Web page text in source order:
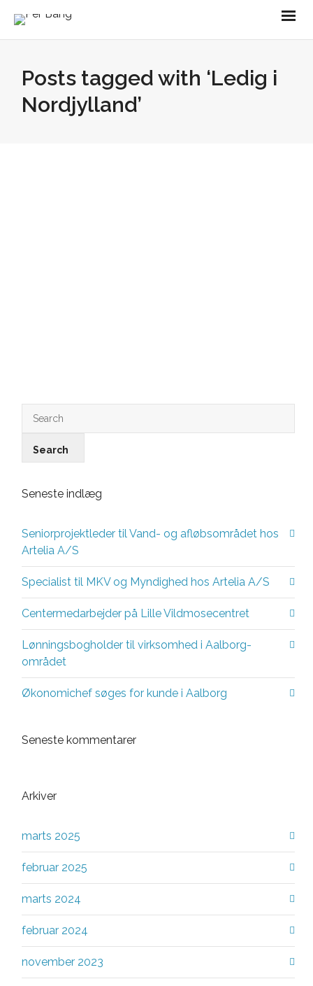
Posts tagged with ‘Ledig i
Nordjylland’
Seneste indlæg
Seniorprojektleder til Vand- og afløbsområdet hos
Artelia A/S
Specialist til MKV og Myndighed hos Artelia A/S
Centermedarbejder på Lille Vildmosecentret
Lønningsbogholder til virksomhed i Aalborg-
området
Økonomichef søges for kunde i Aalborg
Seneste kommentarer
Arkiver
marts 2025
februar 2025
marts 2024
februar 2024
november 2023